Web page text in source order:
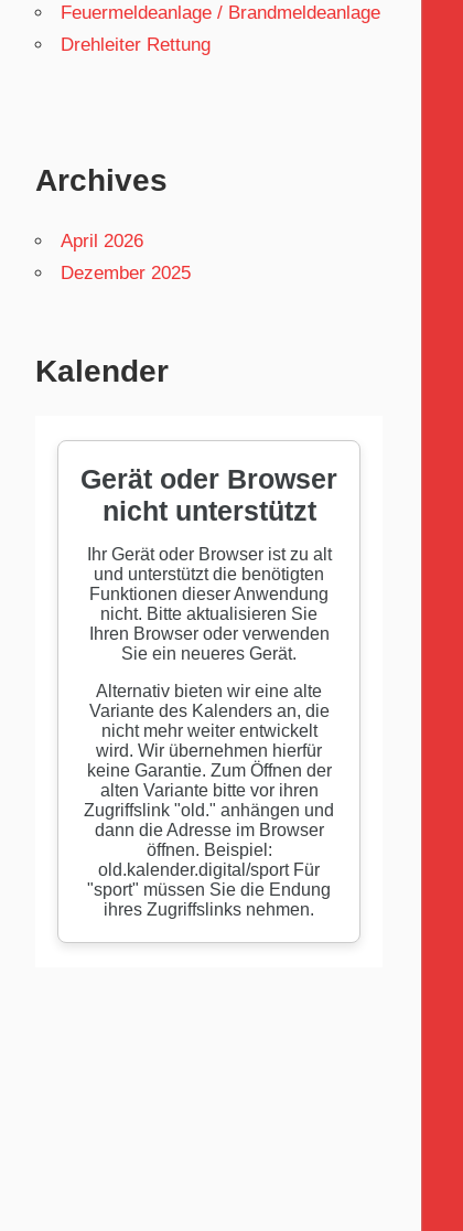
Feuermeldeanlage / Brandmeldeanlage
Drehleiter Rettung
Archives
April 2026
Dezember 2025
Kalender